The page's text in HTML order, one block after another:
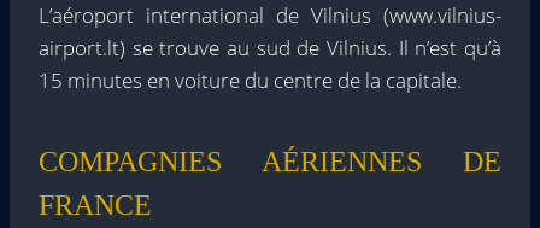
L’aéroport international de Vilnius (www.vilnius-
airport.lt) se trouve au sud de Vilnius. Il n’est qu’à
15 minutes en voiture du centre de la capitale.
COMPAGNIES AÉRIENNES DE
FRANCE